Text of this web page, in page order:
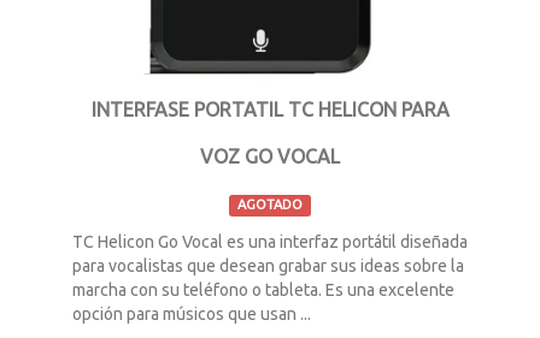
INTERFASE PORTATIL TC HELICON PARA
VOZ GO VOCAL
AGOTADO
TC Helicon Go Vocal es una interfaz portátil diseñada
para vocalistas que desean grabar sus ideas sobre la
marcha con su teléfono o tableta. Es una excelente
opción para músicos que usan ...